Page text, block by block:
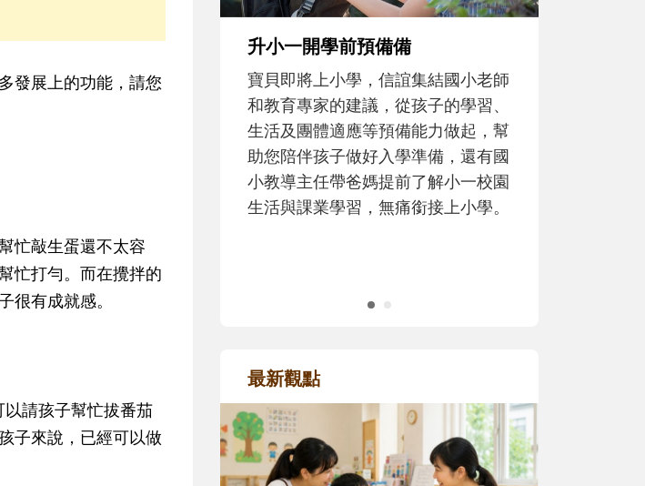
發展上的功能，請您
忙敲生蛋還不太容
忙打勻。而在攪拌的
很有成就感。
以請孩子幫忙拔番茄
子來說，已經可以做
升小一開學前預備備
寶貝即將上小學，信誼集結國小老師
和教育專家的建議，從孩子的學習、
生活及團體適應等預備能力做起，幫
助您陪伴孩子做好入學準備，還有國
小教導主任帶爸媽提前了解小一校園
生活與課業學習，無痛銜接上小學。
體遊戲，到獨立自主、角
歷程。
最新觀點